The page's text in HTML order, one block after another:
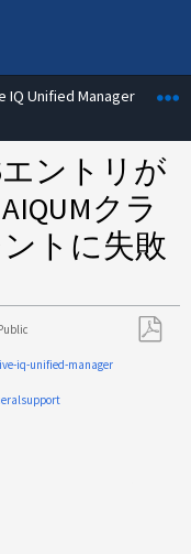
りたたむ
IQ Unified Manager
ントリが
クラ
トに失敗
iq-unified-manager